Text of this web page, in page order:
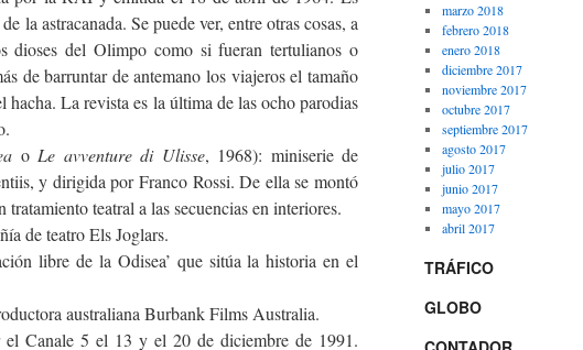
la astracanada. Se puede ver, entre otras cosas, a
dioses del Olimpo como si fueran tertulianos o
de barruntar de antemano los viajeros el tamaño
La revista es la última de las ocho parodias
oLe avventure di Ulisse, 1968): miniserie de
y dirigida por Franco Rossi. De ella se montó
teatral a las secuencias en interiores.
de teatro Els Joglars.
libre de la Odisea’ que sitúa la historia en el
australiana Burbank Films Australia.
Canale 5 el 13 y el 20 de diciembre de 1991.
marzo 2018
febrero 2018
enero 2018
diciembre 2017
noviembre 2017
octubre 2017
septiembre 2017
agosto 2017
julio 2017
junio 2017
mayo 2017
abril 2017
TRÁFICO
GLOBO